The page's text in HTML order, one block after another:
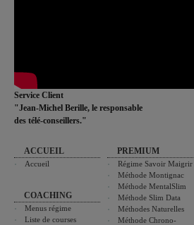
Service Client
"Jean-Michel Berille, le responsable
des télé-conseillers."
ACCUEIL
Accueil
COACHING
Menus régime
Liste de courses
PREMIUM
Régime Savoir Maigrir
Méthode Montignac
Méthode MentalSlim
Méthode Slim Data
Méthodes Naturelles
Méthode Chrono-